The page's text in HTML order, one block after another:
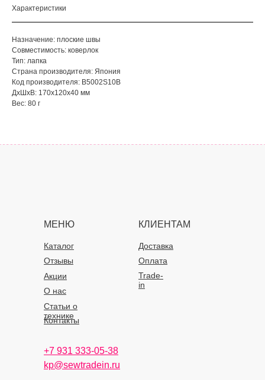
Характеристики
Назначение: плоские швы
Совместимость: коверлок
Тип: лапка
Страна производителя: Япония
Код производителя: B5002S10B
ДxШxВ: 170x120x40 мм
Вес: 80 г
МЕНЮ КЛИЕНТАМ
Каталог
О нас
Доставка
Статьи о
технике
Оплата
Отзывы
Акции
Контакты
Trade-
in
+7 931 333-05-38
kp@sewtradein.ru